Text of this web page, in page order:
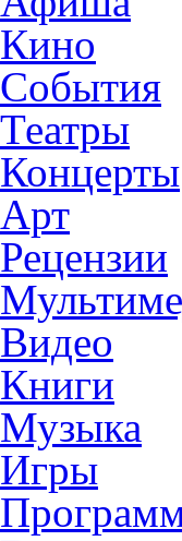
Кино
События
Театры
Концерты
Арт
Рецензии
Видео
Книги
Музыка
Игры